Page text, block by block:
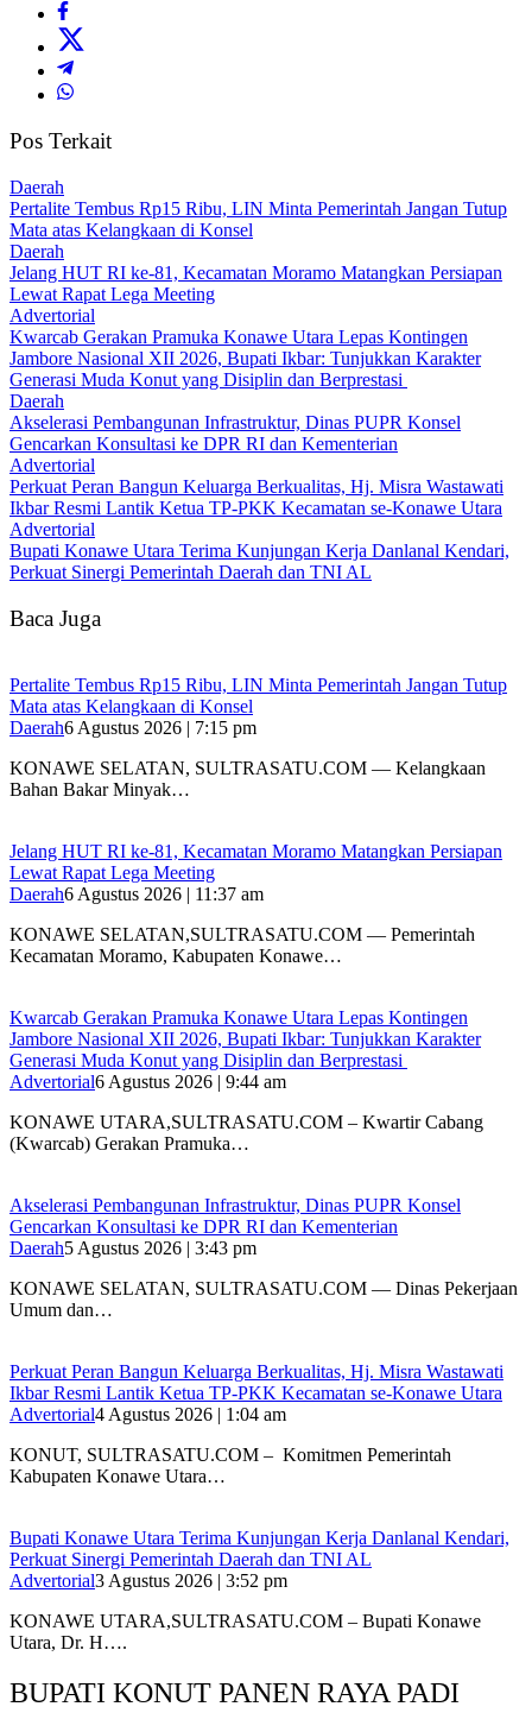
Pos Terkait
Daerah
‎Pertalite Tembus Rp15 Ribu, LIN Minta Pemerintah Jangan Tutup
Mata atas Kelangkaan di Konsel
Daerah
‎Jelang HUT RI ke-81, Kecamatan Moramo Matangkan Persiapan
Lewat Rapat Lega Meeting
Advertorial
‎Kwarcab Gerakan Pramuka Konawe Utara Lepas Kontingen
Jambore Nasional XII 2026, Bupati Ikbar: Tunjukkan Karakter
Generasi Muda Konut yang Disiplin dan Berprestasi ‎
Daerah
Akselerasi Pembangunan Infrastruktur, Dinas PUPR Konsel
Gencarkan Konsultasi ke DPR RI dan Kementerian
Advertorial
‎Perkuat Peran Bangun Keluarga Berkualitas, Hj. Misra Wastawati
Ikbar Resmi Lantik Ketua TP-PKK Kecamatan se-Konawe Utara
Advertorial
Bupati Konawe Utara Terima Kunjungan Kerja Danlanal Kendari,
Perkuat Sinergi Pemerintah Daerah dan TNI AL
Baca Juga
‎Pertalite Tembus Rp15 Ribu, LIN Minta Pemerintah Jangan Tutup
Mata atas Kelangkaan di Konsel
Daerah6 Agustus 2026 | 7:15 pm
‎KONAWE SELATAN, SULTRASATU.COM — Kelangkaan
Bahan Bakar Minyak…
‎Jelang HUT RI ke-81, Kecamatan Moramo Matangkan Persiapan
Lewat Rapat Lega Meeting
Daerah6 Agustus 2026 | 11:37 am
KONAWE SELATAN,SULTRASATU.COM — Pemerintah
Kecamatan Moramo, Kabupaten Konawe…
‎Kwarcab Gerakan Pramuka Konawe Utara Lepas Kontingen
Jambore Nasional XII 2026, Bupati Ikbar: Tunjukkan Karakter
Generasi Muda Konut yang Disiplin dan Berprestasi ‎
Advertorial6 Agustus 2026 | 9:44 am
KONAWE UTARA,SULTRASATU.COM – Kwartir Cabang
(Kwarcab) Gerakan Pramuka…
Akselerasi Pembangunan Infrastruktur, Dinas PUPR Konsel
Gencarkan Konsultasi ke DPR RI dan Kementerian
Daerah5 Agustus 2026 | 3:43 pm
KONAWE SELATAN, SULTRASATU.COM — Dinas Pekerjaan
Umum dan…
‎Perkuat Peran Bangun Keluarga Berkualitas, Hj. Misra Wastawati
Ikbar Resmi Lantik Ketua TP-PKK Kecamatan se-Konawe Utara
Advertorial4 Agustus 2026 | 1:04 am
‎KONUT, SULTRASATU.COM – Komitmen Pemerintah
Kabupaten Konawe Utara…
Bupati Konawe Utara Terima Kunjungan Kerja Danlanal Kendari,
Perkuat Sinergi Pemerintah Daerah dan TNI AL
Advertorial3 Agustus 2026 | 3:52 pm
‎KONAWE UTARA,SULTRASATU.COM – Bupati Konawe
Utara, Dr. H….
BUPATI KONUT PANEN RAYA PADI